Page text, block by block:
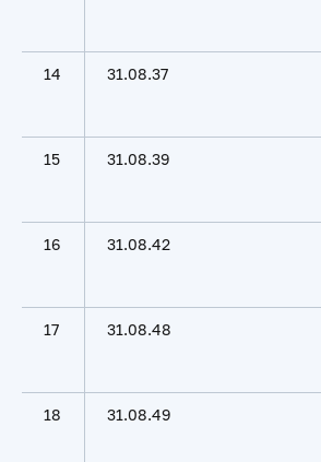
14 31.08.37
15 31.08.39
16 31.08.42
17 31.08.48
18 31.08.49